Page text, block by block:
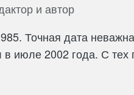
и автор
Точная дата
в июле 2002 года. С тех